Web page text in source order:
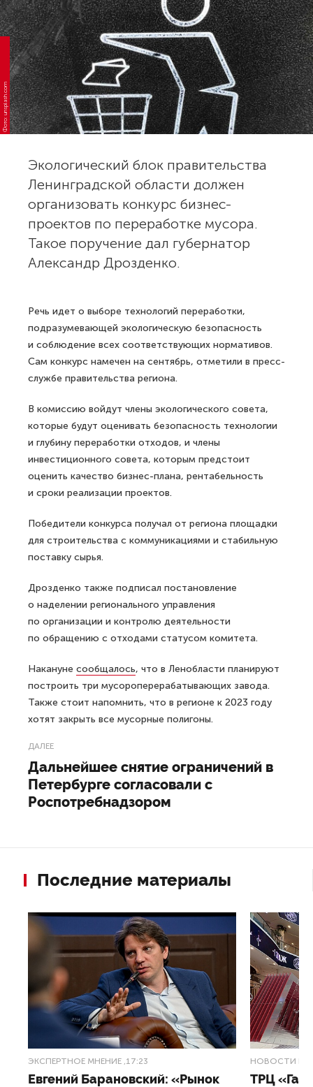
Фото: unsplash.com
Экологический блок правительства
Ленинградской области должен
организовать конкурс бизнес-
проектов по переработке мусора.
Такое поручение дал губернатор
Александр Дрозденко.
Речь идет о выборе технологий переработки,
подразумевающей экологическую безопасность
и соблюдение всех соответствующих нормативов.
Сам конкурс намечен на сентябрь, отметили в пресс-
службе правительства региона.
В комиссию войдут члены экологического совета,
которые будут оценивать безопасность технологии
и глубину переработки отходов, и члены
инвестиционного совета, которым предстоит
оценить качество бизнес-плана, рентабельность
и сроки реализации проектов.
Победители конкурса получал от региона площадки
для строительства с коммуникациями и стабильную
поставку сырья.
Дрозденко также подписал постановление
о наделении регионального управления
по организации и контролю деятельности
по обращению с отходами статусом комитета.
Накануне сообщалось, что в Ленобласти планируют
построить три мусороперерабатывающих завода.
Также стоит напомнить, что в регионе к 2023 году
хотят закрыть все мусорные полигоны.
ДАЛЕЕ
Дальнейшее снятие ограничений в
Петербурге согласовали с
Роспотребнадзором
Последние материалы
ЭКСПЕРТНОЕ МНЕНИЕ ,17:23
Евгений Барановский: «Рынок
НОВОСТИ
ТРЦ